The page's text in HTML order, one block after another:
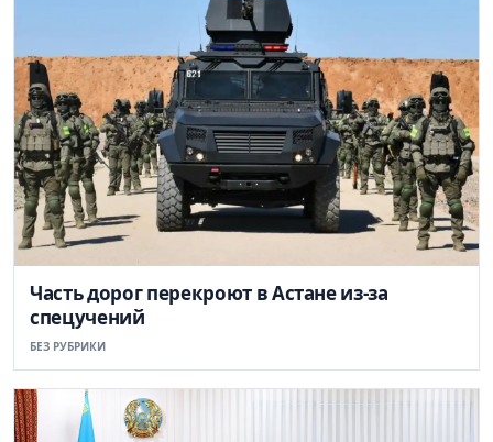
Часть дорог перекроют в Астане из-за
спецучений
БЕЗ РУБРИКИ